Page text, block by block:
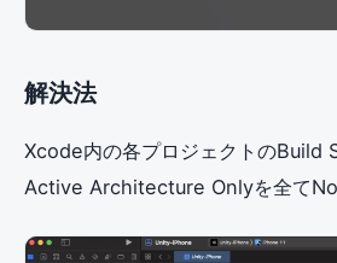
解決法
Xcode内の各プロジェクトのBuild
Active Architecture Onlyを全てNo